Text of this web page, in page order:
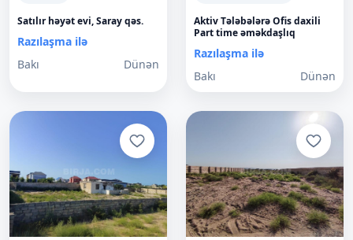
Satılır həyət evi, Saray qəs.
Razılaşma ilə
Bakı
Dünən
Aktiv Tələbələrə Ofis daxili
Part time əməkdaşlıq
Razılaşma ilə
Bakı
Dünən